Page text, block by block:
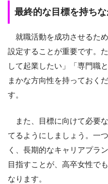
最終的な目標を持ち
就職活動を成功させるた
設定することが重要です。
して起業したい」「専門職
まかな方向性を持っておく
す。
また、目標に向けて必要
てるようにしましょう。一
く、長期的なキャリアプラ
目指すことが、高卒女性で
なります。